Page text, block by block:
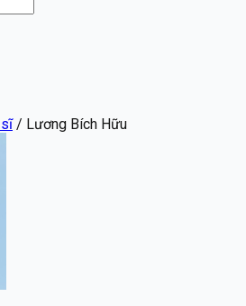
/ Lương Bích Hữu